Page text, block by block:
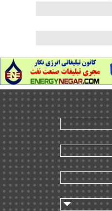
| ۱۰
| ۳۲